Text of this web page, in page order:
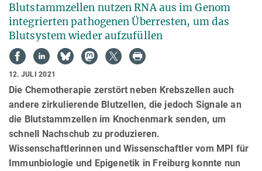
Blutstammzellen nutzen RNA aus im Genom
integrierten pathogenen Überresten, um das
Blutsystem wieder aufzufüllen
12. JULI 2021
Die Chemotherapie zerstört neben Krebszellen auch
andere zirkulierende Blutzellen, die jedoch Signale an
die Blutstammzellen im Knochenmark senden, um
schnell Nachschub zu produzieren.
Wissenschaftlerinnen und Wissenschaftler vom MPI für
Immunbiologie und Epigenetik in Freiburg konnte nun